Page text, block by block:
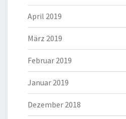
April 2019
März 2019
Februar 2019
Januar 2019
Dezember 2018